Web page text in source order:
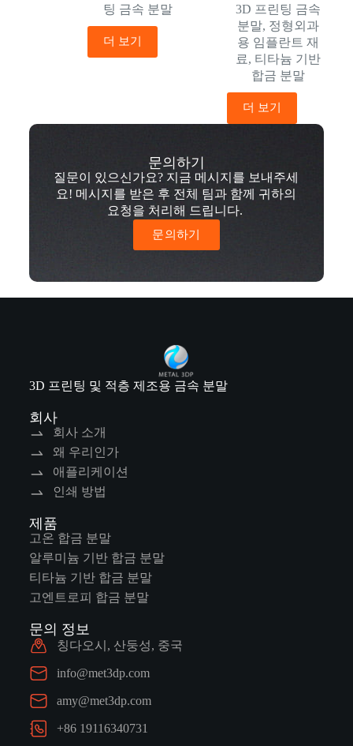
팅 금속 분말
더 보기
3D 프린팅 금속
분말, 정형외과
용 임플란트 재
료, 티타늄 기반
합금 분말
더 보기
문의하기
질문이 있으신가요? 지금 메시지를 보내주세
요! 메시지를 받은 후 전체 팀과 함께 귀하의
요청을 처리해 드립니다.
문의하기
3D 프린팅 및 적층 제조용 금속 분말
회사
회사 소개
왜 우리인가
애플리케이션
인쇄 방법
제품
고온 합금 분말
알루미늄 기반 합금 분말
티타늄 기반 합금 분말
고엔트로피 합금 분말
문의 정보
칭다오시, 산둥성, 중국
info@met3dp.com
amy@met3dp.com
+86 19116340731